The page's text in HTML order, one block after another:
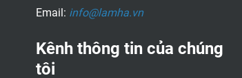
Email: info@lamha.vn
Kênh thông tin của chúng
tôi